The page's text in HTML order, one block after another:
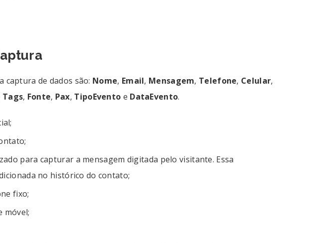
captura de dados são: Nome, Email, Mensagem, Telefone, Celular,
Tags, Fonte, Pax, TipoEvento e DataEvento.
para capturar a mensagem digitada pelo visitante. Essa
no histórico do contato;
fixo;
móvel;